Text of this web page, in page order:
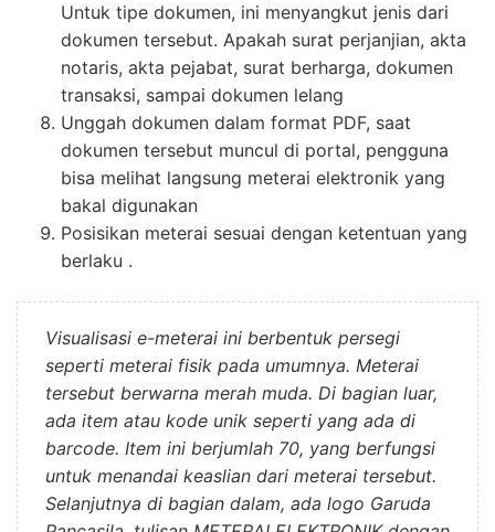
Untuk tipe dokumen, ini menyangkut jenis dari
dokumen tersebut. Apakah surat perjanjian, akta
notaris, akta pejabat, surat berharga, dokumen
transaksi, sampai dokumen lelang
Unggah dokumen dalam format PDF, saat
dokumen tersebut muncul di portal, pengguna
bisa melihat langsung meterai elektronik yang
bakal digunakan
Posisikan meterai sesuai dengan ketentuan yang
berlaku .
Visualisasi e-meterai ini berbentuk persegi
seperti meterai fisik pada umumnya. Meterai
tersebut berwarna merah muda. Di bagian luar,
ada item atau kode unik seperti yang ada di
barcode. Item ini berjumlah 70, yang berfungsi
untuk menandai keaslian dari meterai tersebut.
Selanjutnya di bagian dalam, ada logo Garuda